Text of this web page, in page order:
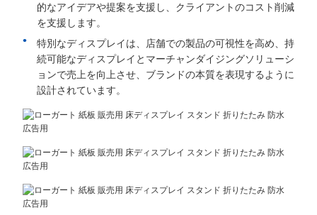
的なアイデアや提案を支援し、クライアントのコスト削減
を支援します。
特別なディスプレイは、店舗での製品の可視性を高め、持
続可能なディスプレイとマーチャンダイジングソリューシ
ョンで売上を向上させ、ブランドの本質を表現するように
設計されています。